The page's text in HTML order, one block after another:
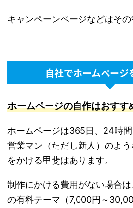
キャンペーンページなどはその
自社でホームページ
ホームページの自作はおすす
ホームページは365日、24時
営業マン（ただし新人）のよ
をかける甲斐はあります。
制作にかける費用がない場合
の有料テーマ（7,000円～